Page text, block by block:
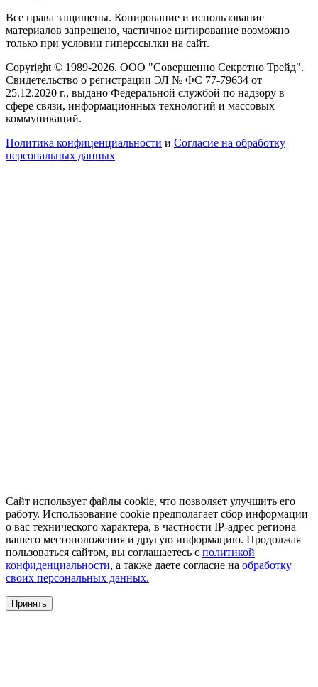
Все права защищены. Копирование и использование
материалов запрещено, частичное цитирование возможно
только при условии гиперссылки на сайт.
Copyright © 1989-2026. ООО "Совершенно Секретно Трейд".
Свидетельство о регистрации ЭЛ № ФС 77-79634 от
25.12.2020 г., выдано Федеральной службой по надзору в
сфере связи, информационных технологий и массовых
коммуникаций.
Политика конфиценциальности и Согласие на обработку
персональных данных
Сайт использует файлы cookie, что позволяет улучшить его
работу. Использование cookie предполагает сбор информации
о вас технического характера, в частности IP-адрес региона
вашего местоположения и другую информацию. Продолжая
пользоваться сайтом, вы соглашаетесь с политикой
конфиденциальности, а также даете согласие на обработку
своих персональных данных.
Принять